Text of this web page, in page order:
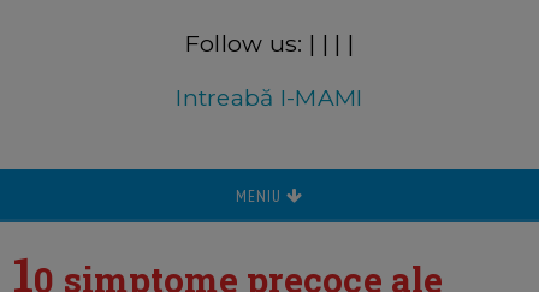
Follow us: | | | |
Intreabă I-MAMI
MENIU
10 simptome precoce ale